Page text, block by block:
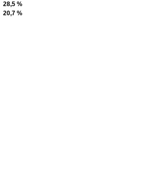
28,5 %
20,7 %